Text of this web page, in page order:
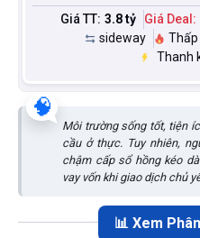
Giá TT: 3.8 tỷ Giá Deal:
sideway
Thấp
Thanh
🧠
Môi trường sống tốt, tiện
cầu ở thực. Tuy nhiên,
chậm cấp sổ hồng kéo
vay vốn khi giao dịch chủ
📊 Xem